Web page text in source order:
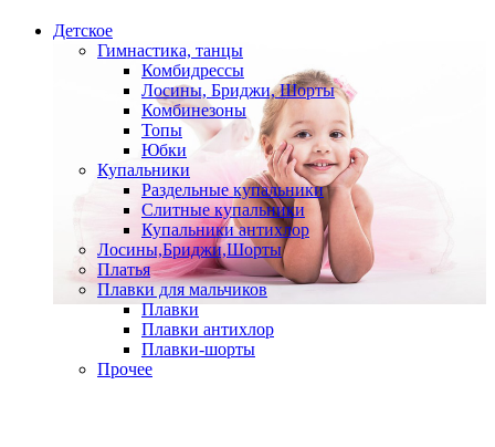
Детское
Гимнастика, танцы
Комбидрессы
Лосины, Бриджи, Шорты
Комбинезоны
Топы
Юбки
Купальники
Раздельные купальники
Слитные купальники
Купальники антихлор
Лосины,Бриджи,Шорты
Платья
Плавки для мальчиков
Плавки
Плавки антихлор
Плавки-шорты
Прочее